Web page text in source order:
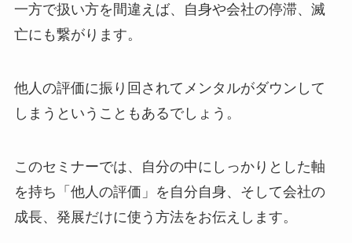
一方で扱い方を間違えば、自身や会社の停滞、滅
亡にも繋がります。
他人の評価に振り回されてメンタルがダウンして
しまうということもあるでしょう。
このセミナーでは、自分の中にしっかりとした軸
を持ち「他人の評価」を自分自身、そして会社の
成長、発展だけに使う方法をお伝えします。